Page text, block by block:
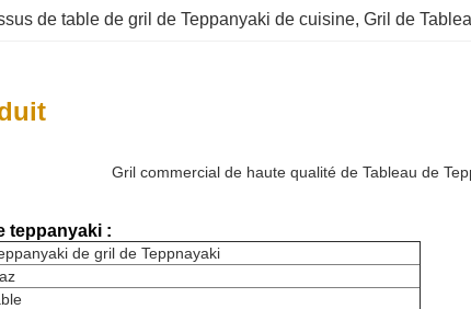
de table de gril de Teppanyaki de cuisine, Gril de
Gril commercial de haute qualité de Tableau de
teppanyaki :
de gril de Teppnayaki